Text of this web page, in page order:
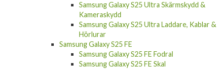
Samsung Galaxy S25 Ultra Skärmskydd &
Kameraskydd
Samsung Galaxy S25 Ultra Laddare, Kablar &
Hörlurar
Samsung Galaxy S25 FE
Samsung Galaxy S25 FE Fodral
Samsung Galaxy S25 FE Skal